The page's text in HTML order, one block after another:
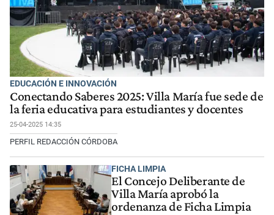
EDUCACIÓN E INNOVACIÓN
​Conectando Saberes 2025: Villa María fue sede de
la feria educativa para estudiantes y docentes
25-04-2025 14:35
PERFIL REDACCIÓN CÓRDOBA
FICHA LIMPIA
El Concejo Deliberante de
Villa María aprobó la
ordenanza de Ficha Limpia